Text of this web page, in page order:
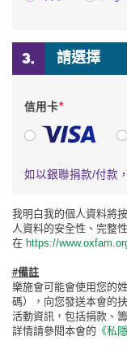
請選擇
信用卡*
如以銀聯捐款/付款
我明白我的個人資料將
人資料的安全性、完整
在 https://
#備註
樂施會可能會使用您的
碼），向您發送本會的
活動資訊，包括捐款、
詳情請參閱本會的 《私